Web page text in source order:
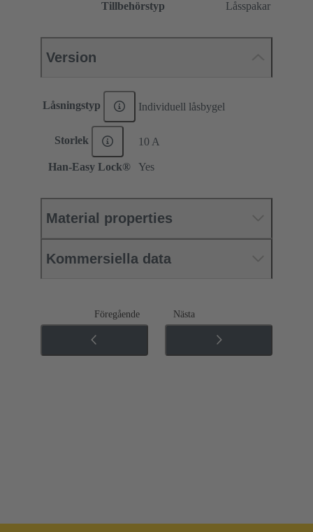
Tillbehörstyp Låsspakar
Version
Låsningstyp Individuell låsbygel
Storlek 10 A
Han-Easy Lock® Yes
Material properties
Kommersiella data
Föregående Nästa